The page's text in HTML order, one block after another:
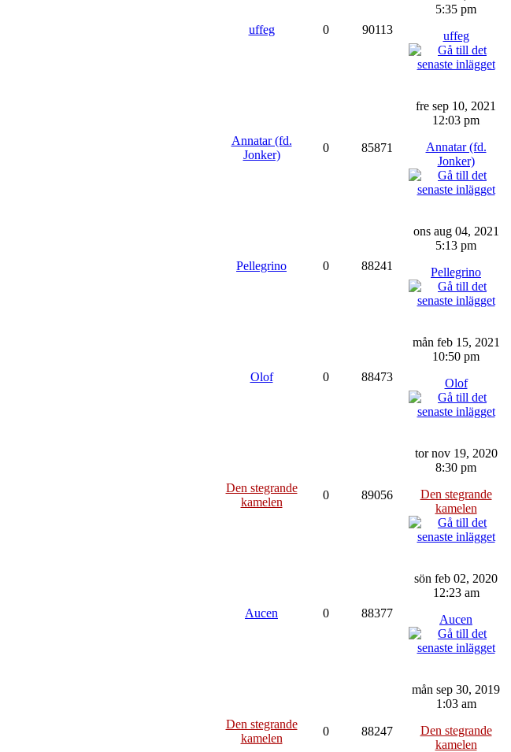
uffeg 0 90113
5:35 pm
uffeg
Annatar (fd.
Jonker)
0 85871
fre sep 10, 2021
12:03 pm
Annatar (fd.
Jonker)
Pellegrino 0 88241
ons aug 04, 2021
5:13 pm
Pellegrino
Olof 0 88473
mån feb 15, 2021
10:50 pm
Olof
Den stegrande
kamelen
0 89056
tor nov 19, 2020
8:30 pm
Den stegrande
kamelen
Aucen 0 88377
sön feb 02, 2020
12:23 am
Aucen
Den stegrande
kamelen
0 88247
mån sep 30, 2019
1:03 am
Den stegrande
kamelen